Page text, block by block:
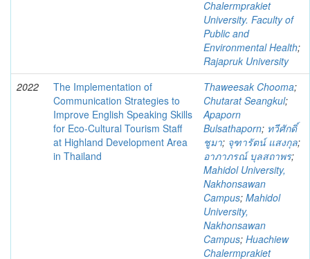
Chalermprakiet
University. Faculty of
Public and
Environmental Health;
Rajapruk University
2022
The Implementation of
Communication Strategies to
Improve English Speaking Skills
for Eco-Cultural Tourism Staff
at Highland Development Area
in Thailand
Thaweesak Chooma;
Chutarat Seangkul;
Apaporn
Bulsathaporn; ทวีศักดิ์
ชูมา; จุฑารัตน์ แสงกุล;
อาภาภรณ์ บุลสถาพร;
Mahidol University,
Nakhonsawan
Campus; Mahidol
University,
Nakhonsawan
Campus; Huachiew
Chalermprakiet